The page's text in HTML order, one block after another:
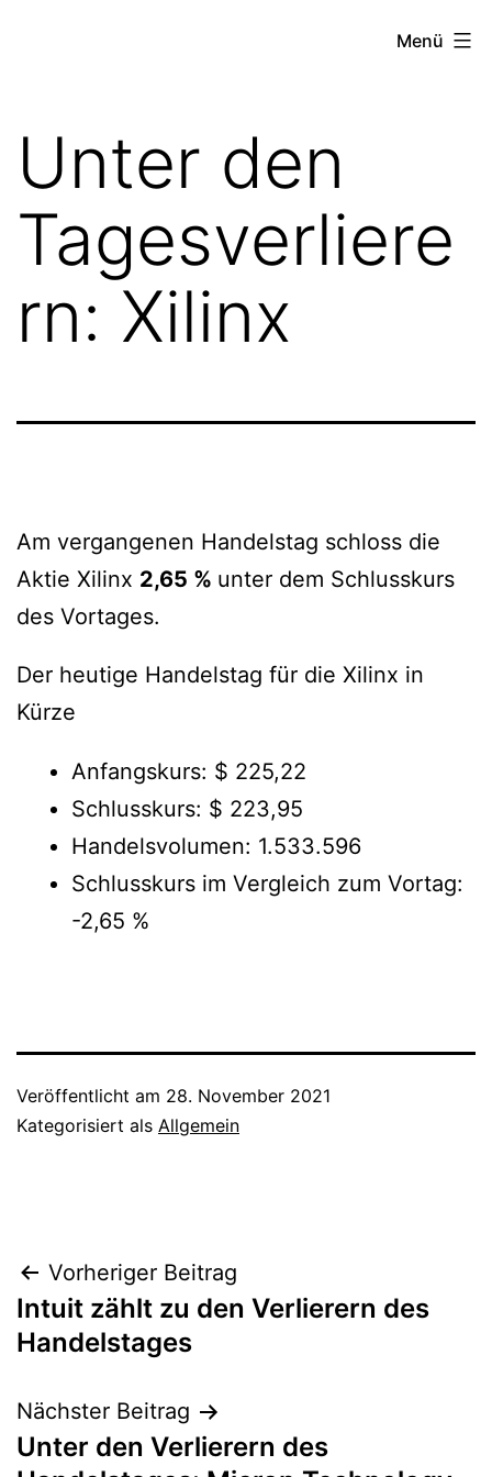
project
Menü
Unter den
Tagesverliere
rn: Xilinx
Am vergangenen Handelstag schloss die
Aktie Xilinx 2,65 % unter dem Schlusskurs
des Vortages.
Der heutige Handelstag für die Xilinx in
Kürze
Anfangskurs: $ 225,22
Schlusskurs: $ 223,95
Handelsvolumen: 1.533.596
Schlusskurs im Vergleich zum Vortag:
-2,65 %
Veröffentlicht am 28. November 2021
Kategorisiert als Allgemein
Beitragsnavigation
Vorheriger Beitrag
Intuit zählt zu den Verlierern des
Handelstages
Nächster Beitrag
Unter den Verlierern des